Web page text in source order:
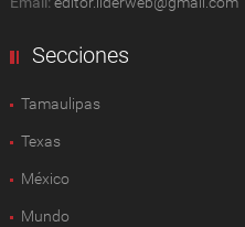
Secciones
Tamaulipas
Texas
México
Mundo